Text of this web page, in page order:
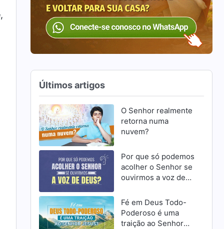
Últimos artigos
O Senhor realmente
retorna numa
nuvem?
Por que só podemos
acolher o Senhor se
ouvirmos a voz de
Fé em Deus Todo-
Poderoso é uma
traição ao Senhor